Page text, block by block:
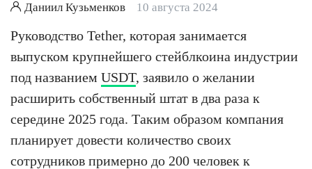
Даниил Кузьменков 10 августа 2024
Руководство Tether, которая занимается
выпуском крупнейшего стейблкоина индустрии
под названием USDT, заявило о желании
расширить собственный штат в два раза к
середине 2025 года. Таким образом компания
планирует довести количество своих
сотрудников примерно до 200 человек к